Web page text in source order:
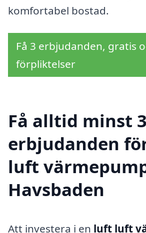
komfortabel bostad.
Få 3 erbjudanden, gratis
förpliktelser
Få alltid minst 3
erbjudanden
luft
Havsbaden
Att investera i en luft luft